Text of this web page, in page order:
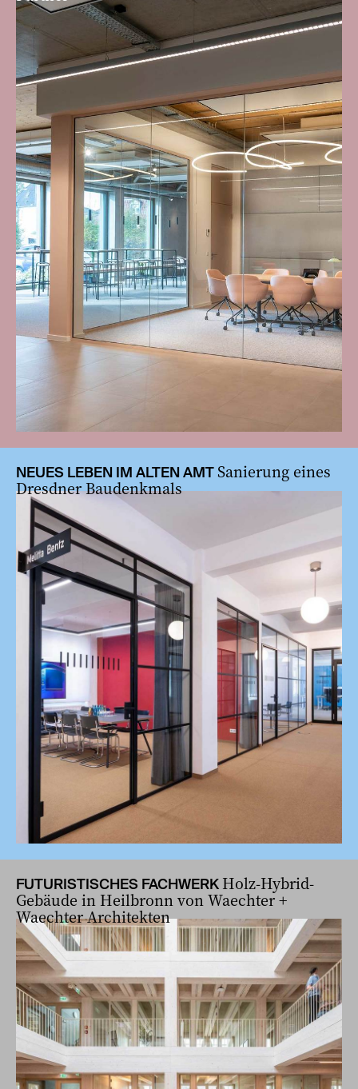
NEUES LEBEN IM ALTEN AMTSanierung eines
Dresdner Baudenkmals
FUTURISTISCHES FACHWERK Holz-Hybrid-
Gebäude in Heilbronn von Waechter +
Waechter Architekten